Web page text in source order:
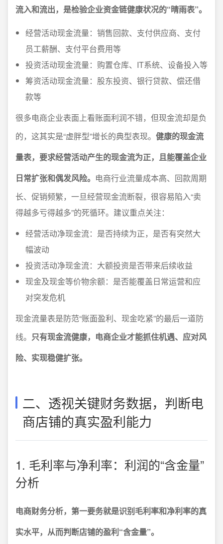
流入和流出，是检验企业资金链健康状况的“晴雨表”。
经营活动现金流量：销售回款、支付供应商、支付
员工薪酬、支付平台费用等
投资活动现金流量：购置仓库、IT系统、设备投入等
筹资活动现金流量：股东投资、银行贷款、偿还借
款等
很多电商企业表面上看账面利润不错，但现金流却是负
的，这其实是“虚胖型”增长的典型表现。 健康的现金流
量表，要求经营活动产生的现金流为正，且能覆盖企业
日常扩张和偶发风险。 电商行业流量成本高、回款周期
长、促销频繁，一旦经营现金流断裂，很容易陷入“卖
得越多亏得越多”的死循环。建议重点关注：
经营活动净现金流：是否持续为正，是否有突然大
幅波动
投资活动净现金流：大额投资是否带来后续收益
现金及现金等价物余额：是否能覆盖日常运营和应
对突发危机
现金流量表是防范“账面盈利、现金吃紧”的最后一道防
线。 只有现金流健康，电商企业才能抓住机遇、应对风
险、实现稳健扩张。
二、透视关键财务数据，判断电
商店铺的真实盈利能力
1. 毛利率与净利率：利润的“含金量”
分析
电商财务分析，第一要务就是识别毛利率和净利率的真
实水平，从而判断店铺的盈利“含金量”。